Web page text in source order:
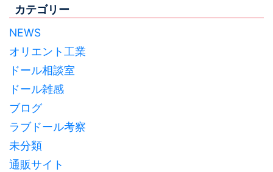
カテゴリー
NEWS
オリエント工業
ドール相談室
ドール雑感
ブログ
ラブドール考察
未分類
通販サイト